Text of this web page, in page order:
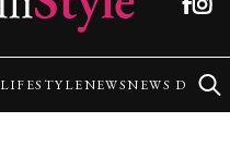
LIFESTYLENEWSNEWS